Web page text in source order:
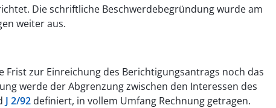
Die schriftliche Beschwerdebegründung wurde am
weiter aus.
Frist zur Einreichung des Berichtigungsantrags noch das
werde der Abgrenzung zwischen den Interessen des
J 2/92 definiert, in vollem Umfang Rechnung getragen.